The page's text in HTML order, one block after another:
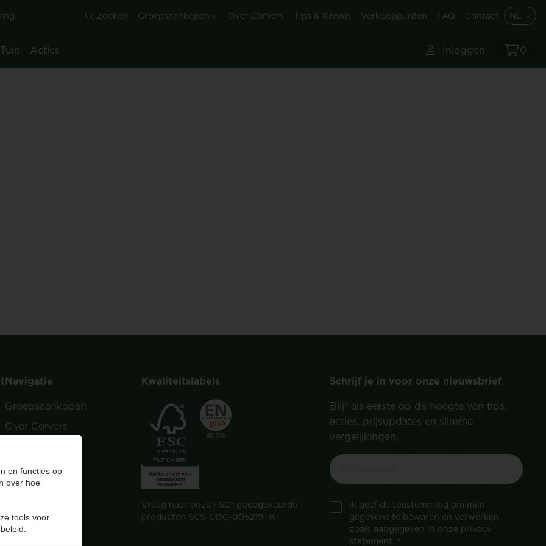
Zoeken Groepsaankopen Over Corvers Tips & Kennis Verkooppunten FAQ Contact NL
Tuin Acties Inloggen 0
Navigatie
Groepsaankopen
Over Corvers
Verkooppunten
FAQ
Dealer worden?
Kwaliteitslabels
Vraag naar onze FSC® goedgekeurde
producten SCS-COC-005219- KT
Schrijf je in voor onze nieuwsbrief
Blijf als eerste op de hoogte van tips,
acties, prijsupdates en slimme
vergelijkingen.
Ik geef de toestemming om mijn
gegevens te bewaren en verwerken
zoals aangegeven in onze privacy
statement. *
en functies op
over hoe
tools voor